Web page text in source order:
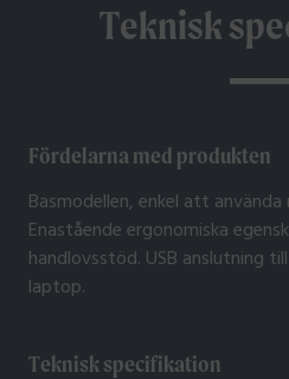
Teknisk
Fördelarna med produkten
Basmodellen, enkel att
Enastående ergonomiska
handlovsstöd. USB anslutning
laptop.
Teknisk specifikation